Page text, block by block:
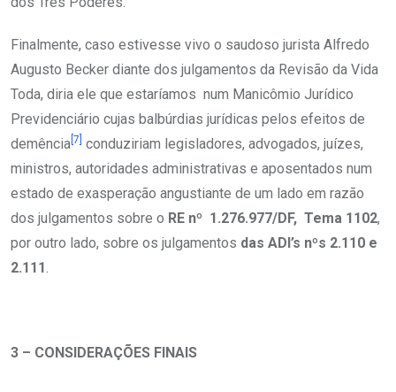
Finalmente, caso estivesse vivo o saudoso jurista Alfredo
Augusto Becker diante dos julgamentos da Revisão da Vida
Toda, diria ele que estaríamos num Manicômio Jurídico
Previdenciário cujas balbúrdias jurídicas pelos efeitos de
demência [7] conduziriam legisladores, advogados, juízes,
ministros, autoridades administrativas e aposentados num
estado de exasperação angustiante de um lado em razão
dos julgamentos sobre o RE nº 1.276.977/DF, Tema 1102,
por outro lado, sobre os julgamentos das ADI’s nºs 2.110 e
2.111.
3 – CONSIDERAÇÕES FINAIS